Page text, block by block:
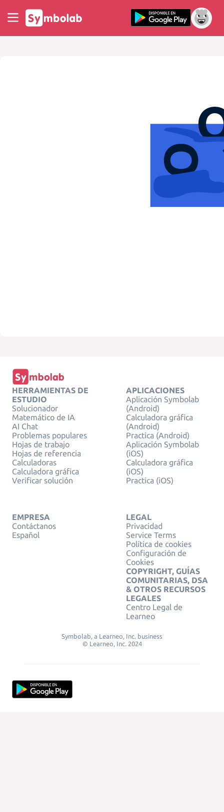
HERRAMIENTAS DE
ESTUDIO
Solucionador
Matemático de IA
AI Chat
Problemas populares
Hojas de trabajo
Hojas de referencia
Calculadoras
Calculadora gráfica
Verificar solución
APLICACIONES
Aplicación Symbolab
(Android)
Calculadora gráfica
(Android)
Practica (Android)
Aplicación Symbolab
(iOS)
Calculadora gráfica
(iOS)
Practica (iOS)
EMPRESA
Contáctanos
Español
LEGAL
Privacidad
Service Terms
Política de cookies
Configuración de
Cookies
COPYRIGHT, GUÍAS
COMUNITARIAS, DSA
& OTROS RECURSOS
LEGALES
Centro Legal de
Learneo
Symbolab, a Learneo, Inc. business
© Learneo, Inc. 2024